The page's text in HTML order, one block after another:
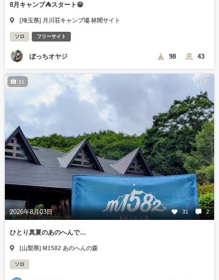
8月キャンプ⛺️スタート😁
[埼玉県] 月川荘キャンプ場 林間サイト
ソロ フリーサイト
ぼっちオヤジ 98 43
3日前
2026年8月03日 31 2
21
ひとり真夏のあのへんで…
[山梨県] M1582 あのへんの森
ソロ